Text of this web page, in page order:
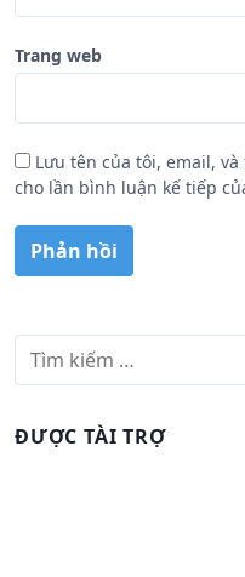
Trang web
Lưu tên của tôi, email,
cho lần bình luận kế tiếp
iĐƯỢC TÀI TRỢ